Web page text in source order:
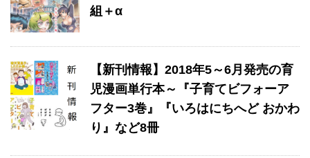
組＋α
【新刊情報】2018年5～6月発売の育
児漫画単行本～『子育てビフォーア
フター3巻』『いろはにちへど おかわ
り』など8冊